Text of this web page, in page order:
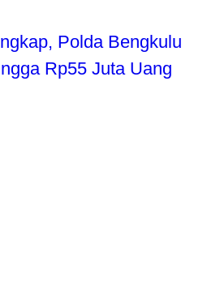
Polda Bengkulu
Rp55 Juta Uang